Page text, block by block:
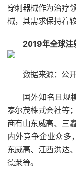
穿刺器械作为治疗
械，其需求保持着较
2019年全球注
数据来源：公
国外知名且规
泰尔茂株式会社等
商有山东威高、三
内外竞争企业众多
东威高、江西洪达
德莱等。